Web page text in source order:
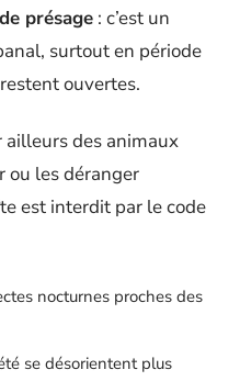
présage : c’est un
surtout en période
ouvertes.
ailleurs des animaux
ou les déranger
est interdit par le code
nocturnes proches des
se désorientent plus